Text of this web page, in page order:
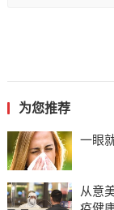
为您推荐
一眼
从意